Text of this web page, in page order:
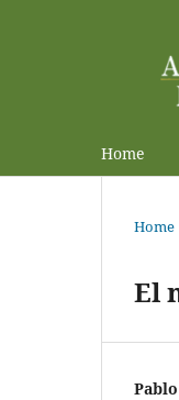
Home
Home
El